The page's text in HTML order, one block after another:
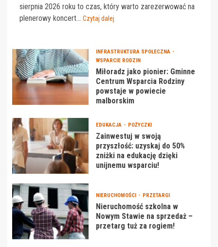
sierpnia 2026 roku to czas, który warto zarezerwować na
plenerowy koncert... Czytaj dalej
INFRASTRUKTURA SPOŁECZNA
WSPARCIE RODZIN
Miłoradz jako pionier: Gminne
Centrum Wsparcia Rodziny
powstaje w powiecie
malborskim
EDUKACJA POŻYCZKI
Zainwestuj w swoją
przyszłość: uzyskaj do 50%
zniżki na edukację dzięki
unijnemu wsparciu!
NIERUCHOMOŚCI PRZETARGI
Nieruchomość szkolna w
Nowym Stawie na sprzedaż –
przetarg tuż za rogiem!